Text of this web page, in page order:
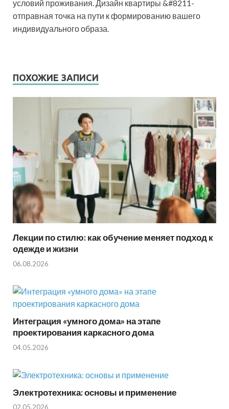
условий проживания. Дизайн квартиры &#8211-
отправная точка на пути к формированию вашего
индивидуального образа.
ПОХОЖИЕ ЗАПИСИ
Лекции по стилю: как обучение меняет подход к
одежде и жизни
06.08.2026
Интеграция «умного дома» на этапе
проектирования каркасного дома
04.05.2026
Электротехника: основы и применение
02.05.2026